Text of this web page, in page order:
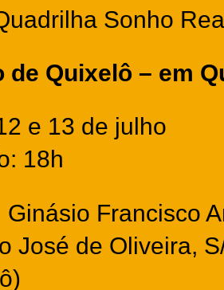
Sonho
de Quixelô – em
e 13 de julho
18h
Francisco
José de Oliveira,